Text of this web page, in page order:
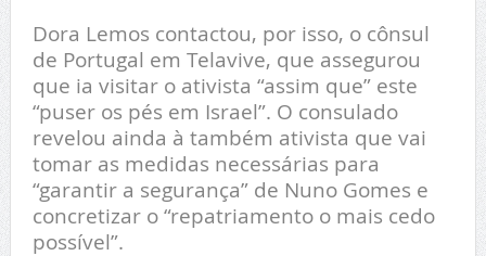
Dora Lemos contactou, por isso, o cônsul
de Portugal em Telavive, que assegurou
que ia visitar o ativista “assim que” este
“puser os pés em Israel”. O consulado
revelou ainda à também ativista que vai
tomar as medidas necessárias para
“garantir a segurança” de Nuno Gomes e
concretizar o “repatriamento o mais cedo
possível”.